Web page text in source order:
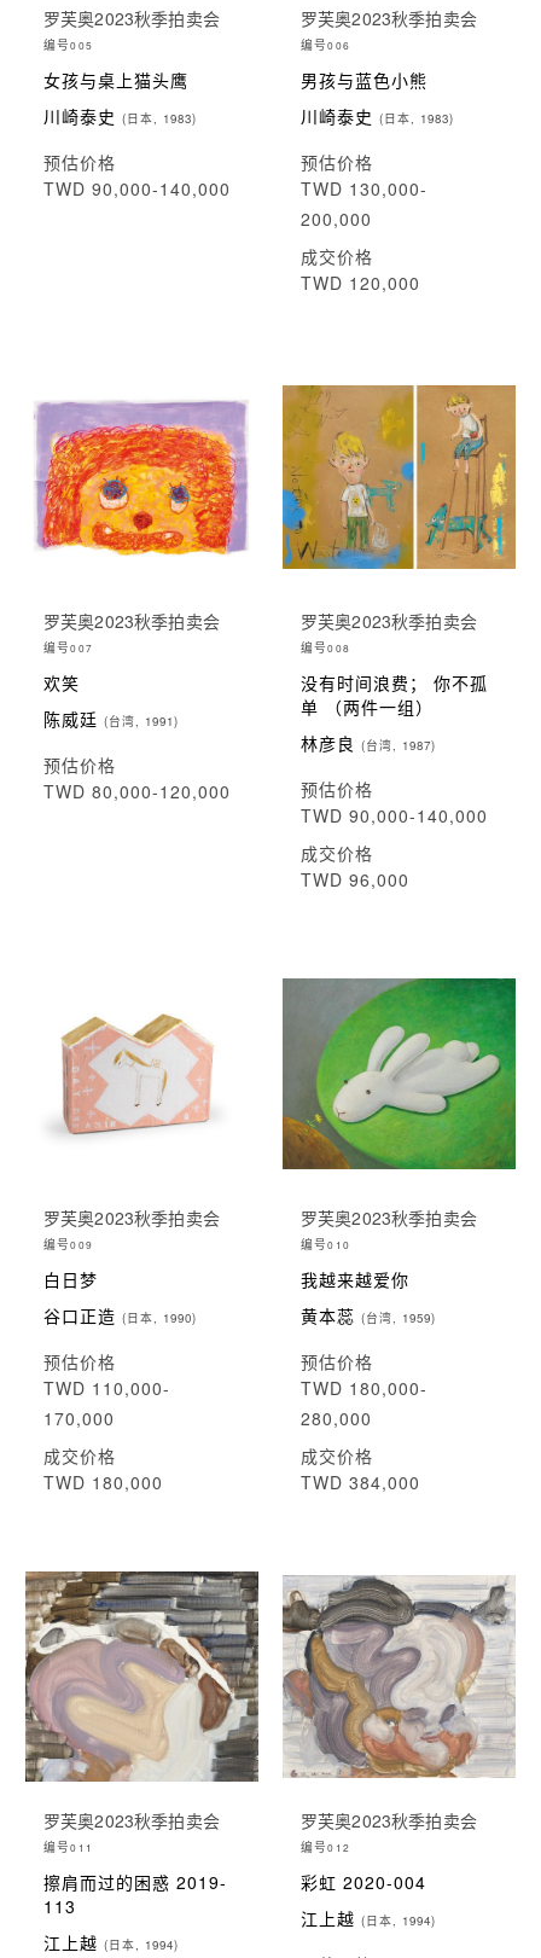
罗芙奥2023秋季拍卖会
编号005
女孩与桌上猫头鹰
川崎泰史 (日本, 1983)
预估价格
TWD 90,000-140,000
罗芙奥2023秋季拍卖会
编号006
男孩与蓝色小熊
川崎泰史 (日本, 1983)
预估价格
TWD 130,000-
200,000
成交价格
TWD 120,000
罗芙奥2023秋季拍卖会
编号007
欢笑
陈威廷 (台湾, 1991)
预估价格
TWD 80,000-120,000
罗芙奥2023秋季拍卖会
编号008
没有时间浪费； 你不孤
单 （两件一组）
林彦良 (台湾, 1987)
预估价格
TWD 90,000-140,000
成交价格
TWD 96,000
罗芙奥2023秋季拍卖会
编号009
白日梦
谷口正造 (日本, 1990)
预估价格
TWD 110,000-
170,000
成交价格
TWD 180,000
罗芙奥2023秋季拍卖会
编号010
我越来越爱你
黄本蕊 (台湾, 1959)
预估价格
TWD 180,000-
280,000
成交价格
TWD 384,000
罗芙奥2023秋季拍卖会
编号011
擦肩而过的困惑 2019-
113
江上越 (日本, 1994)
罗芙奥2023秋季拍卖会
编号012
彩虹 2020-004
江上越 (日本, 1994)